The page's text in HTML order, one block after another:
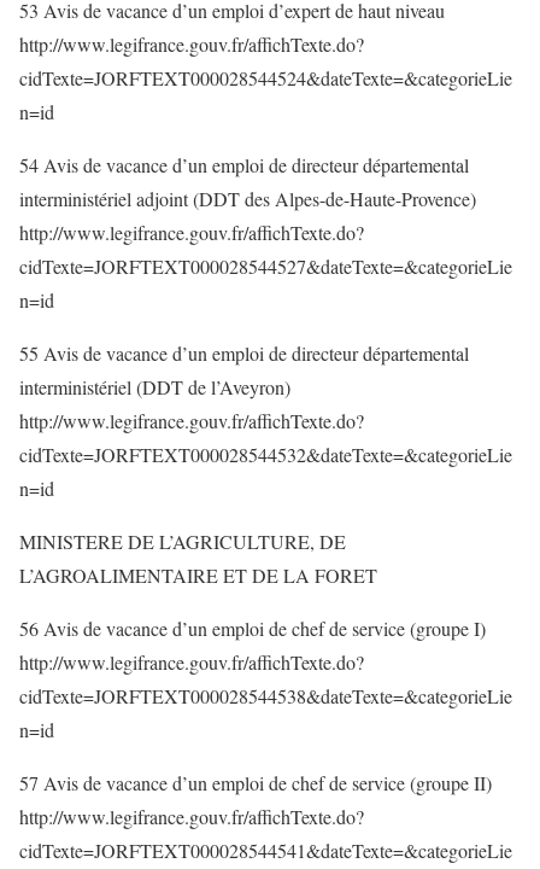
53 Avis de vacance d’un emploi d’expert de haut niveau
http://www.legifrance.gouv.fr/affichTexte.do?
cidTexte=JORFTEXT000028544524&dateTexte=&categorieLie
n=id
54 Avis de vacance d’un emploi de directeur départemental
interministériel adjoint (DDT des Alpes-de-Haute-Provence)
http://www.legifrance.gouv.fr/affichTexte.do?
cidTexte=JORFTEXT000028544527&dateTexte=&categorieLie
n=id
55 Avis de vacance d’un emploi de directeur départemental
interministériel (DDT de l’Aveyron)
http://www.legifrance.gouv.fr/affichTexte.do?
cidTexte=JORFTEXT000028544532&dateTexte=&categorieLie
n=id
MINISTERE DE L’AGRICULTURE, DE
L’AGROALIMENTAIRE ET DE LA FORET
56 Avis de vacance d’un emploi de chef de service (groupe I)
http://www.legifrance.gouv.fr/affichTexte.do?
cidTexte=JORFTEXT000028544538&dateTexte=&categorieLie
n=id
57 Avis de vacance d’un emploi de chef de service (groupe II)
http://www.legifrance.gouv.fr/affichTexte.do?
cidTexte=JORFTEXT000028544541&dateTexte=&categorieLie